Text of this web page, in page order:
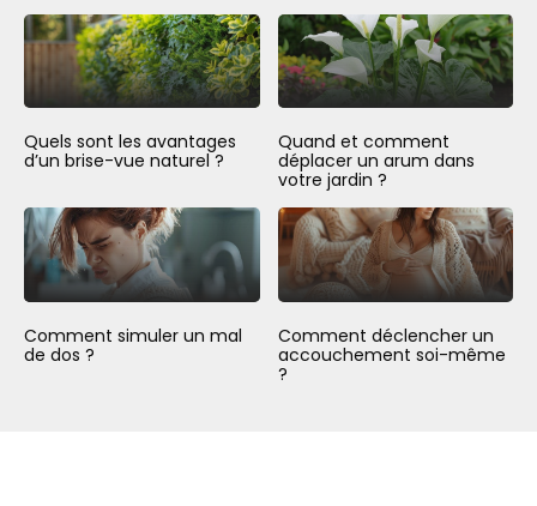
Quels sont les avantages
d’un brise-vue naturel ?
Quand et comment
déplacer un arum dans
votre jardin ?
Comment simuler un mal
de dos ?
Comment déclencher un
accouchement soi-même
?